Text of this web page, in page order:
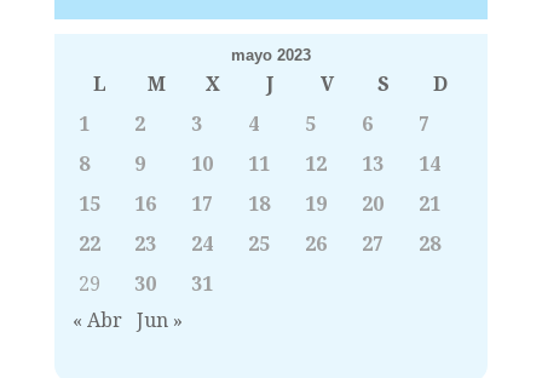
mayo 2023
L M X J V S
D
1
2 3 4 5 6
7
8
9 10 11 12 13
14
15
16 17 18 19 20
21
22
23 24 25 26 27
28
29
30
31
« Abr Jun »